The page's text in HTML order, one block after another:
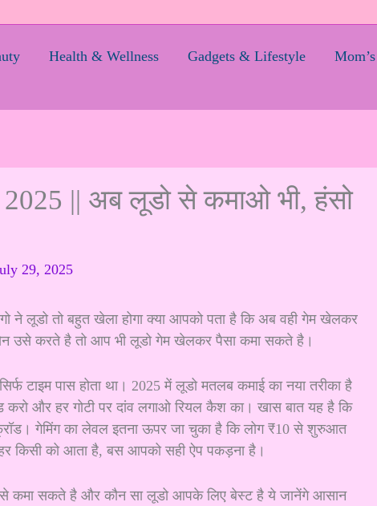
Health & Wellness Gadgets & Lifestyle
|| अब लूडो से कमाओ भी, हंसो
29, 2025
ने लूडो तो बहुत खेला होगा क्या आपको पता है कि अब वही गेम खेलकर
उसे करते है तो आप भी लूडो गेम खेलकर पैसा कमा सकते है।
टाइम पास होता था। 2025 में लूडो मतलब कमाई का नया तरीका है
करो और हर गोटी पर दांव लगाओ रियल कैश का। खास बात यह है कि
गेमिंग का लेवल इतना ऊपर जा चुका है कि लोग ₹10 से शुरुआत
किसी को आता है, बस आपको सही ऐप पकड़ना है।
कमा सकते है और कौन सा लूडो आपके लिए बेस्ट है ये जानेंगे आसान